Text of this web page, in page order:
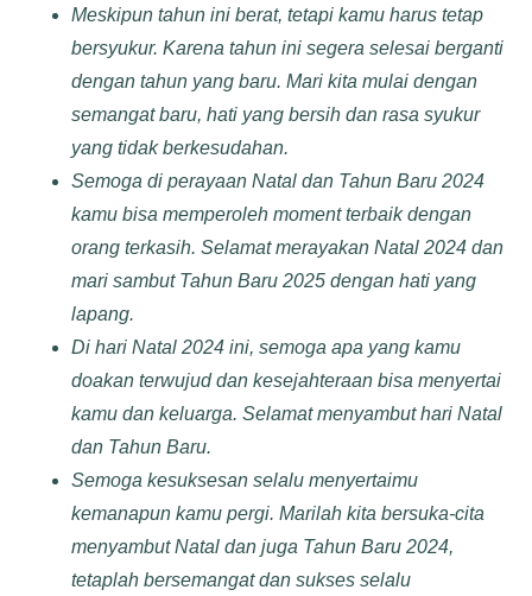
Meskipun tahun ini berat, tetapi kamu harus tetap
bersyukur. Karena tahun ini segera selesai berganti
dengan tahun yang baru. Mari kita mulai dengan
semangat baru, hati yang bersih dan rasa syukur
yang tidak berkesudahan.
Semoga di perayaan Natal dan Tahun Baru 2024
kamu bisa memperoleh moment terbaik dengan
orang terkasih. Selamat merayakan Natal 2024 dan
mari sambut Tahun Baru 2025 dengan hati yang
lapang.
Di hari Natal 2024 ini, semoga apa yang kamu
doakan terwujud dan kesejahteraan bisa menyertai
kamu dan keluarga. Selamat menyambut hari Natal
dan Tahun Baru.
Semoga kesuksesan selalu menyertaimu
kemanapun kamu pergi. Marilah kita bersuka-cita
menyambut Natal dan juga Tahun Baru 2024,
tetaplah bersemangat dan sukses selalu